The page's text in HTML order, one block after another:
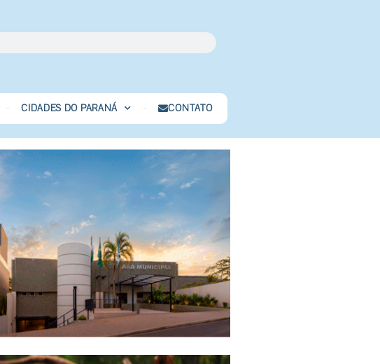
CIDADES DO PARANÁ CONTATO